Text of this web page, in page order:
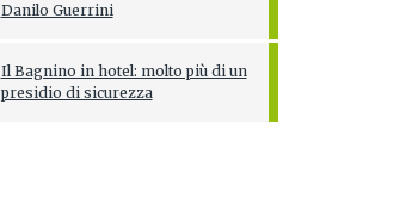
Danilo Guerrini
Il Bagnino in hotel: molto più di un
presidio di sicurezza